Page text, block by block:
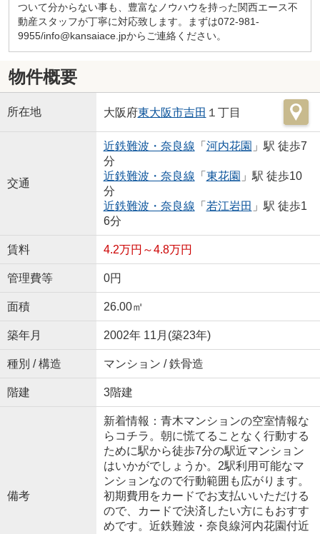
ついて分からない事も、豊富なノウハウを持った関西エース不
動産スタッフが丁寧に対応致します。まずは072-981-
9955/info@kansaiace.jpからご連絡ください。
物件概要
所在地 大阪府東大阪市吉田 １丁目
交通
近鉄難波・奈良線 「 河内花園 」駅 徒歩7
分
近鉄難波・奈良線 「 東花園 」駅 徒歩10
分
近鉄難波・奈良線 「 若江岩田 」駅 徒歩1
6分
賃料 4.2万円～4.8万円
管理費等 0円
面積 26.00㎡
築年月 2002年 11月(築23年)
種別 / 構造 マンション / 鉄骨造
階建 3階建
備考
新着情報：青木マンションの空室情報な
らコチラ。朝に慌てることなく行動する
ために駅から徒歩7分の駅近マンション
はいかがでしょうか。2駅利用可能なマ
ンションなので行動範囲も広がります。
初期費用をカードでお支払いいただける
ので、カードで決済したい方にもおすす
めです。近鉄難波・奈良線河内花園付近